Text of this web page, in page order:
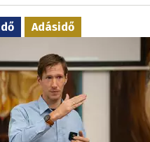
Adásidő